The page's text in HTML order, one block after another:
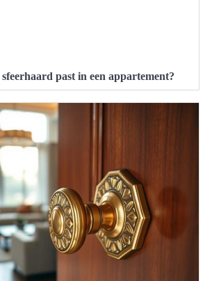
past in een appartement?